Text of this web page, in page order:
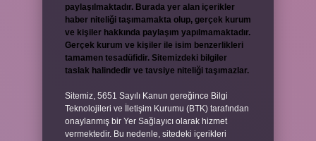
paylaşılmaktadır. Burada yer alan içerikler
haber niteliği taşımamakta olup, gerçek kurum
ve kişiler hakkında paylaşım yapılmamaktadır.
Gerçek kurum ve kişiler ile isim benzerlikleri
tamamen tesadüfidir. Sitemizdeki bilgiler
taslak halindedir ve tavsiye niteliği taşımazlar.
Sitemiz, 5651 Sayılı Kanun gereğince Bilgi
Teknolojileri ve İletişim Kurumu (BTK) tarafından
onaylanmış bir Yer Sağlayıcı olarak hizmet
vermektedir. Bu nedenle, sitedeki içerikleri